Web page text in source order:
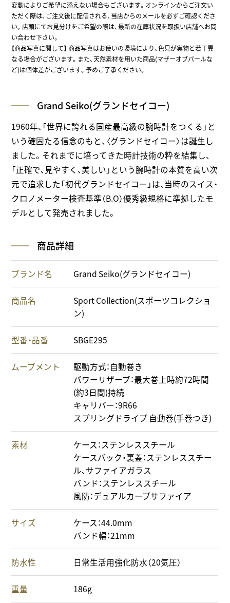
変動によりご希望に添えない場合もございます。オンラインからご注文い
ただく際は、ご注文後に配信される、当店からのメールを必ずご確認くださ
い。店頭にてお見分けをご希望の際は、最新の在庫状況を取扱い店舗へお問
い合わせ下さい。
【商品写真に関して】 商品写真はお使いの環境により、色見が実物と若干異
なる場合がございます。また、天然素材を用いた商品(マザーオブパールな
ど)は個体差がございます。予めご了承ください。
Grand Seiko(グランドセイコー)
1960年、「世界に誇れる国産最高級の腕時計をつくる」と
いう確固たる信念のもと、〈グランドセイコー〉は誕生し
ました。それまでに培ってきた時計技術の粋を結集し、
「正確で、見やすく、美しい」という腕時計の本質を高い次
元で追求した「初代グランドセイコー」は、当時のスイス・
クロノメーター検査基準（B.O）優秀級規格に準拠したモ
デルとして発売されました。
商品詳細
ブランド名 Grand Seiko(グランドセイコー)
商品名
Sport Collection(スポーツコレクショ
ン)
型番・品番 SBGE295
ムーブメント
駆動方式：自動巻き
パワーリザーブ：最大巻上時約72時間
(約3日間)持続
キャリバー：9R66
スプリングドライブ 自動巻(手巻つき)
素材
ケース：ステンレススチール
ケースバック・裏蓋：ステンレススチー
ル、サファイアガラス
バンド：ステンレススチール
風防：デュアルカーブサファイア
サイズ
ケース：44.0mm
バンド幅：21mm
防水性 日常生活用強化防水（20気圧）
重量 186g